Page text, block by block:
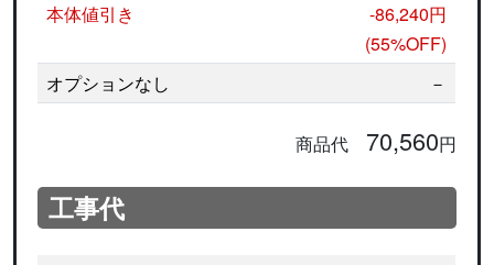
本体値引き
-86,240円
(55%OFF)
オプションなし
－
商品代 70,560円
工事代